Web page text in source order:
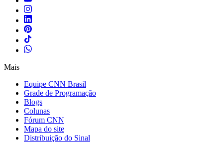
Mais
Equipe CNN Brasil
Grade de Programação
Blogs
Colunas
Fórum CNN
Mapa do site
Distribuição do Sinal